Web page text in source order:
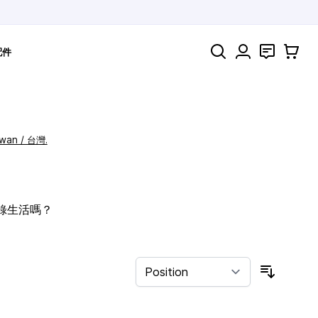
件 Search 聯絡 購物車
/ 台灣.
生活嗎？